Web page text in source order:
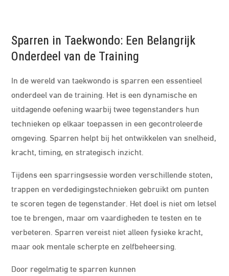
Sparren in Taekwondo: Een Belangrijk
Onderdeel van de Training
In de wereld van taekwondo is sparren een essentieel
onderdeel van de training. Het is een dynamische en
uitdagende oefening waarbij twee tegenstanders hun
technieken op elkaar toepassen in een gecontroleerde
omgeving. Sparren helpt bij het ontwikkelen van snelheid,
kracht, timing, en strategisch inzicht.
Tijdens een sparringsessie worden verschillende stoten,
trappen en verdedigingstechnieken gebruikt om punten
te scoren tegen de tegenstander. Het doel is niet om letsel
toe te brengen, maar om vaardigheden te testen en te
verbeteren. Sparren vereist niet alleen fysieke kracht,
maar ook mentale scherpte en zelfbeheersing.
Door regelmatig te sparren kunnen